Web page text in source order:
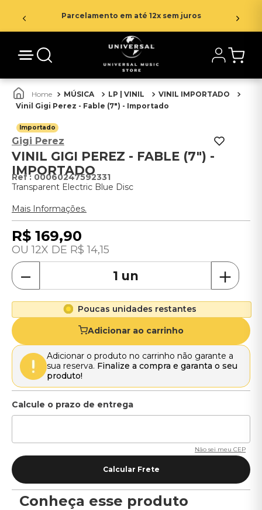
Parcelamento em até 12x sem juros
MÚSICA LP | VINIL
VINIL IMPORTADO
Vinil Gigi Perez - Fable (7") - Importado
Importado
Gigi Perez
VINIL GIGI PEREZ - FABLE (7") -
IMPORTADO
: 00060247592331
Transparent Electric Blue Disc
Mais Informações.
R$ 169,90
12 R$ 14,15
＋
－
Poucas unidades restantes
Adicionar ao carrinho
Adicionar o produto no carrinho não garante a
sua reserva. Finalize a compra e garanta o seu
produto!
Não sei meu CEP
Conheça esse produto